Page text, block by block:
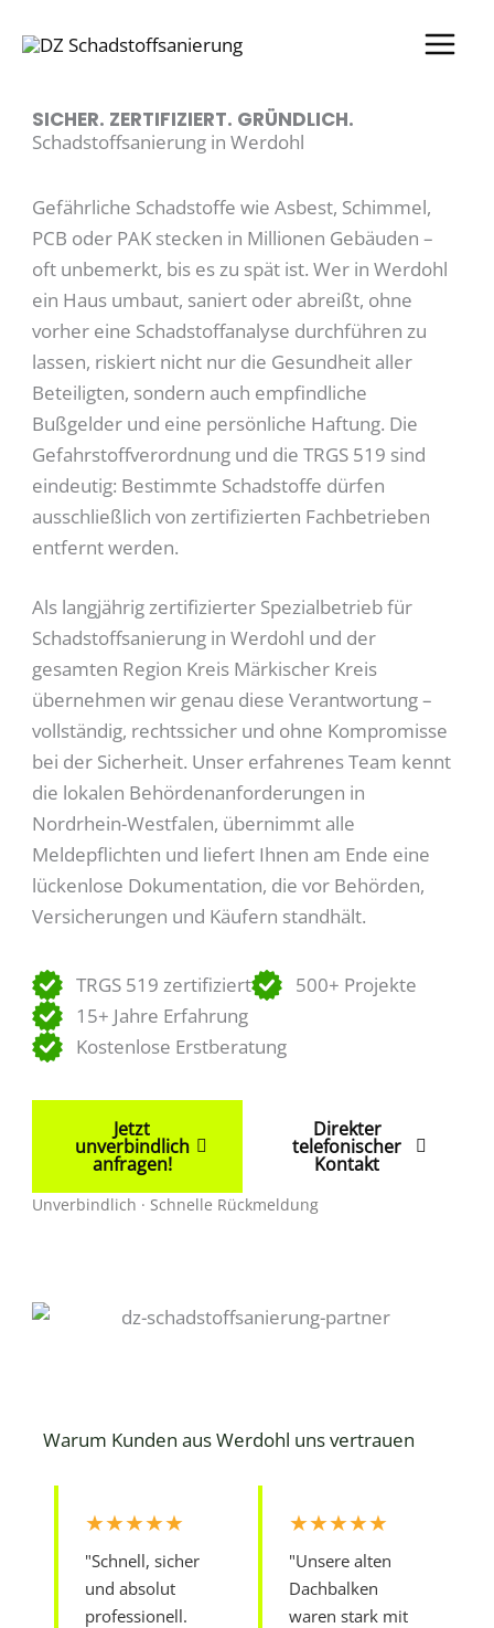
Inhalt
SICHER. ZERTIFIZIERT. GRÜNDLICH.
Schadstoffsanierung in Werdohl
Gefährliche Schadstoffe wie Asbest, Schimmel,
PCB oder PAK stecken in Millionen Gebäuden –
oft unbemerkt, bis es zu spät ist. Wer in Werdohl
ein Haus umbaut, saniert oder abreißt, ohne
vorher eine Schadstoffanalyse durchführen zu
lassen, riskiert nicht nur die Gesundheit aller
Beteiligten, sondern auch empfindliche
Bußgelder und eine persönliche Haftung. Die
Gefahrstoffverordnung und die TRGS 519 sind
eindeutig: Bestimmte Schadstoffe dürfen
ausschließlich von zertifizierten Fachbetrieben
entfernt werden.
Als langjährig zertifizierter Spezialbetrieb für
Schadstoffsanierung in Werdohl und der
gesamten Region Kreis Märkischer Kreis
übernehmen wir genau diese Verantwortung –
vollständig, rechtssicher und ohne Kompromisse
bei der Sicherheit. Unser erfahrenes Team kennt
die lokalen Behördenanforderungen in
Nordrhein-Westfalen, übernimmt alle
Meldepflichten und liefert Ihnen am Ende eine
lückenlose Dokumentation, die vor Behörden,
Versicherungen und Käufern standhält.
TRGS 519 zertifiziert
500+ Projekte
15+ Jahre Erfahrung
Kostenlose Erstberatung
Jetzt
unverbindlich
anfragen!
Direkter
telefonischer
Kontakt
Unverbindlich · Schnelle Rückmeldung
Warum Kunden aus Werdohl uns vertrauen
★★★★★
"Schnell, sicher
und absolut
professionell.
★★★★★
"Unsere alten
Dachbalken
waren stark mit